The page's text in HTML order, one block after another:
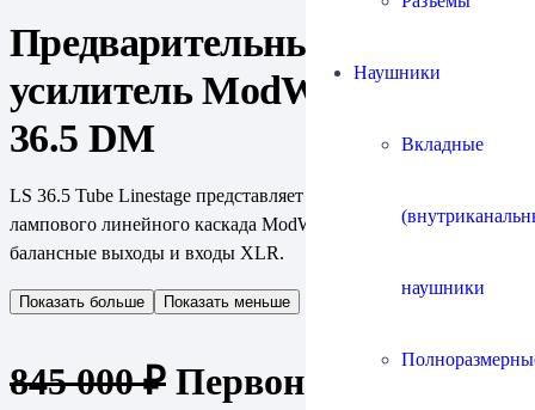
Наушники
Вкладные
наушники
Предварительный
усилитель ModWright LS
36.5 DM
LS 36.5 Tube Linestage представляет собой лучшее качество
лампового линейного каскада ModWright, предлагая истинно
балансные выходы и входы XLR.
Показать больше Показать меньше
845 000₽ Первоначальная